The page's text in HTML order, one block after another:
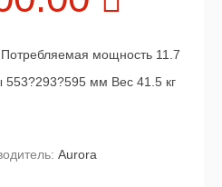
мощность 11.7
553?293?595 мм Вес 41.5 кг
Aurora